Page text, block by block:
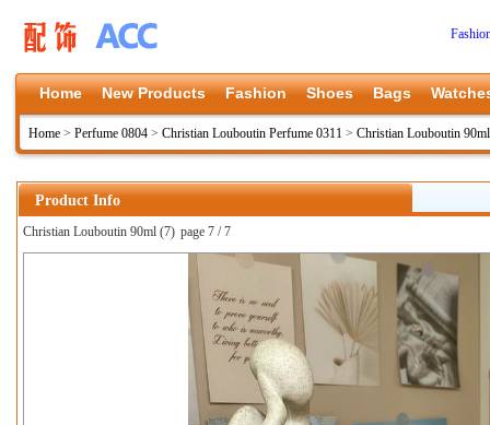
Home New Products Fashion Shoes Bags
Home > Perfume 0804 > Christian Louboutin Perfume 0311 > Christian Louboutin
Product Info
Christian Louboutin 90ml (7) page 7 / 7